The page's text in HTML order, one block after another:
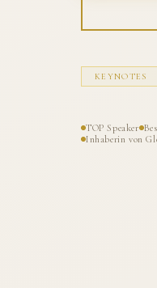
KEYNOTES
TOP Speaker
Inhaberin von